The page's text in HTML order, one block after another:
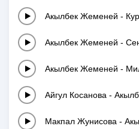
Акылбек Жеменей -
Акылбек Жеменей -
Акылбек Жеменей -
Айгул Косанова -
Макпал Жунисова -